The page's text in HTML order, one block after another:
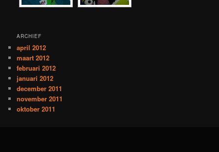
ARCHIEF
april 2012
maart 2012
februari 2012
januari 2012
december 2011
november 2011
oktober 2011